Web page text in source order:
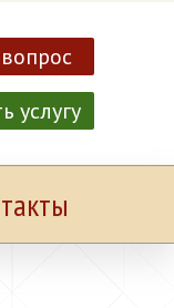
услугу